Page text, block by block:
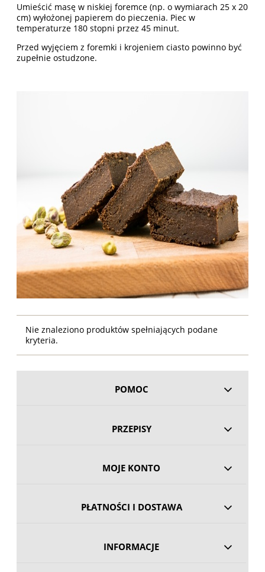
Umieścić masę w niskiej foremce (np. o wymiarach 25 x 20
cm) wyłożonej papierem do pieczenia. Piec w
temperaturze 180 stopni przez 45 minut.
Przed wyjęciem z foremki i krojeniem ciasto powinno być
zupełnie ostudzone.
Nie znaleziono produktów spełniających podane
kryteria.
POMOC
PRZEPISY
MOJE KONTO
PŁATNOŚCI I DOSTAWA
INFORMACJE